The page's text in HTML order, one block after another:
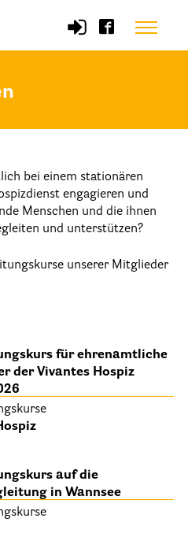
Menu
und Leitsätze
HPV Berlin e.V.
im Verband
HPV Berlin
(Intranet)
Zuhause
Pflegeheim
bei einem stationären
engagieren und
Menschen und die ihnen
und unterstützen?
unserer Mitglieder
für ehrenamtliche
der Vivantes Hospiz
auf die
in Wannsee